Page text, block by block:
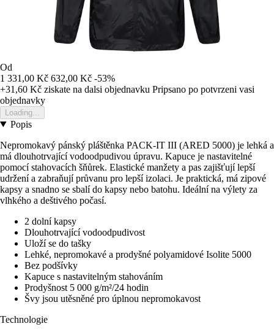
Od
1 331,00 Kč 632,00 Kč -53%
+31,60 Kč ziskate na dalsi objednavku Pripsano po potvrzeni vasi
objednavky
Loading...
Popis
Nepromokavý pánský pláštěnka PACK-IT III (ARED 5000) je lehká a
má dlouhotrvající vodoodpudivou úpravu. Kapuce je nastavitelné
pomocí stahovacích šňůrek. Elastické manžety a pas zajišťují lepší
udržení a zabraňují průvanu pro lepší izolaci. Je praktická, má zipové
kapsy a snadno se sbalí do kapsy nebo batohu. Ideální na výlety za
vlhkého a deštivého počasí.
2 dolní kapsy
Dlouhotrvající vodoodpudivost
Uloží se do tašky
Lehké, nepromokavé a prodyšné polyamidové Isolite 5000
Bez podšívky
Kapuce s nastavitelným stahováním
Prodyšnost 5 000 g/m²/24 hodin
Švy jsou utěsněné pro úplnou nepromokavost
Technologie